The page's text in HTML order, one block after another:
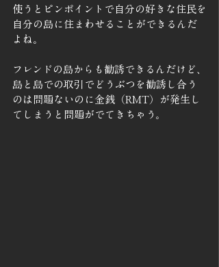
使うとピンポイントで自分の好きな住民を
自分の島に住まわせることができるんだ
よね。
フレンドの島からも勧誘できるんだけど、
島と島での取引でどうぶつを勧誘し合う
のは問題ないのに金銭（RMT）が発生し
てしまうと問題がでてきちゃう。